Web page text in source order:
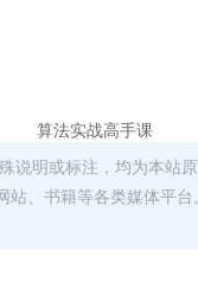
算法实战高手课
说明或标注，均为本站
站、书籍等各类媒体平